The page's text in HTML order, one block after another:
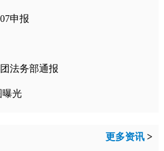
申报
法务部通报
曝光
更多资讯 >